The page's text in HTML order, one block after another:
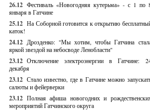
26.12 Фестиваль «Новогодняя кутерьма» - с 1 по
января в Гатчине
25.12 На Соборной готовится к открытию
каток!
24.12 Дрозденко: "Мы хотим, чтобы Гатчина
яркой звездой на небосводе Ленобласти"
23.12 Отключение электроэнергии в Гатчине:
декабря
23.12 Стало известно, где в Гатчине можно
салюты и фейерверки
23.12 Полная афиша новогодних и
мероприятий Гатчинского округа